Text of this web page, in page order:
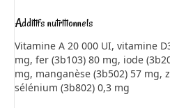
Additifs nutritionnels
Vitamine A 20 000 UI, vitamine
mg, fer (3b103) 80 mg, iode
mg, manganèse (3b502) 57 mg,
sélénium (3b802) 0,3 mg